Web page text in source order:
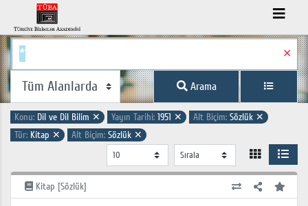
✕
Arama
Konu: Dil ve Dil Bilim ✕ Yayın Tarihi: 1951 ✕ Alt Biçim: Sözlük ✕
Tür: Kitap ✕ Alt Biçim: Sözlük ✕
Kitap [Sözlük]